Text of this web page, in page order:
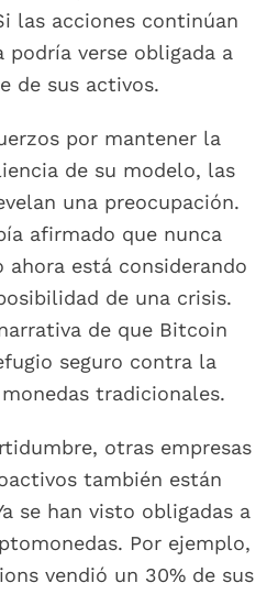
las acciones continúan
podría verse obligada a
de sus activos.
por mantener la
de su modelo, las
una preocupación.
afirmado que nunca
ahora está considerando
de una crisis.
de que Bitcoin
seguro contra la
tradicionales.
otras empresas
también están
se han visto obligadas a
Por ejemplo,
vendió un 30% de sus